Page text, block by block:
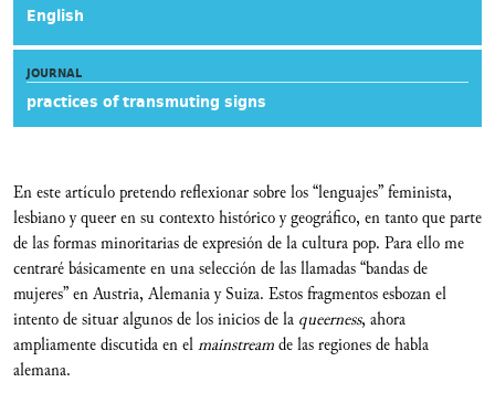
English
JOURNAL
practices of transmuting signs
En este artículo pretendo reflexionar sobre los “lenguajes” feminista,
lesbiano y queer en su contexto histórico y geográfico, en tanto que parte
de las formas minoritarias de expresión de la cultura pop. Para ello me
centraré básicamente en una selección de las llamadas “bandas de
mujeres” en Austria, Alemania y Suiza. Estos fragmentos esbozan el
intento de situar algunos de los inicios de la queerness, ahora
ampliamente discutidaen elmainstreamde las regiones de habla
alemana.